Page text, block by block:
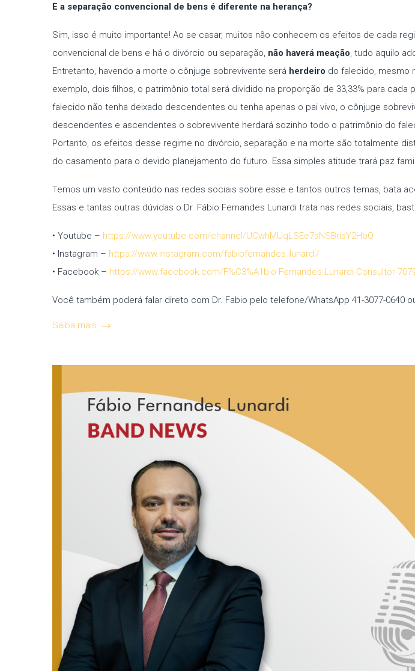
E a separação convencional de bens é diferente na herança?
Sim, isso é muito importante! Ao se casar, muitos não conhecem os efeitos de cada
convencional de bens e há o divórcio ou separação, não haverá meação, tudo aquilo
Entretanto, havendo a morte o cônjuge sobrevivente será herdeiro do falecido, mesmo
exemplo, dois filhos, o patrimônio total será dividido na proporção de 33,33% para
falecido não tenha deixado descendentes ou tenha apenas o pai vivo, o cônjuge
descendentes e ascendentes o sobrevivente herdará sozinho todo o patrimônio do
Portanto, os efeitos desse regime no divórcio, separação e na morte são totalmente
do casamento para o devido planejamento do futuro. Essa simples atitude trará paz
Temos um vasto conteúdo nas redes sociais sobre esse e tantos outros temas, bata
Essas e tantas outras dúvidas o Dr. Fábio Fernandes Lunardi trata nas redes sociais,
• Youtube – https://www.youtube.com/channel/UCwhMUqLSEe7sNSBrisY2HbQ
• Instagram – https://www.instagram.com/fabiofernandes_lunardi/
• Facebook – https://www.facebook.com/F%C3%A1bio-Fernandes-Lunardi-Consultor-
Você também poderá falar direto com Dr. Fabio pelo telefone/WhatsApp 41-3077-0640
Saiba mais